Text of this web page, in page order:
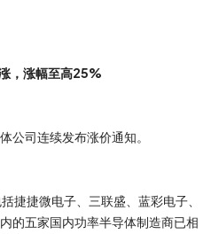
，涨幅至高25%
公司连续发布涨价通知。
捷捷微电子、三联盛、蓝彩电子、
的五家国内功率半导体制造商已相